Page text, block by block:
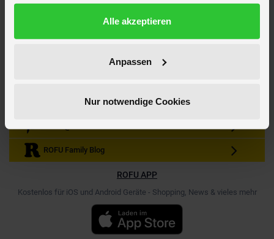
gesammelt haben.
DatenschutzerklärungAlle akzeptieren
Anpassen
Nur notwendige Cookies
Anmelden
Gutscheine & Gewinnspiele
Neuheiten, Trends & Angebote
Werde unser Fan auf Facebook
ROFU Family Blog
ROFU APP
Kostenlos für iOS und Android Geräte - Shopping, News & vieles mehr